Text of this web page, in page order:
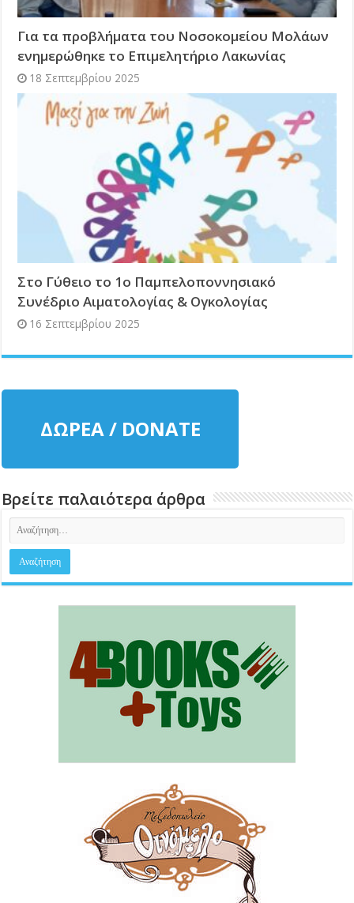
Για τα προβλήματα του Νοσοκομείου Μολάων
ενημερώθηκε το Επιμελητήριο Λακωνίας
18 Σεπτεμβρίου 2025
Στο Γύθειο το 1ο Παμπελοποννησιακό
Συνέδριο Αιματολογίας & Ογκολογίας
16 Σεπτεμβρίου 2025
ΔΩΡΕΑ / DONATE
Βρείτε παλαιότερα άρθρα